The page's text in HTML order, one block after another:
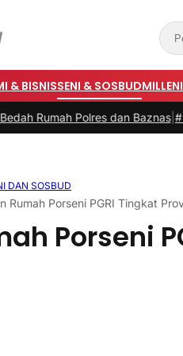
& BISNISSENI & SOSBUD
Polres dan Baznas |#3 -Bupati
DAN SOSBUD
Rumah Porseni PGRI Tingkat
Porseni